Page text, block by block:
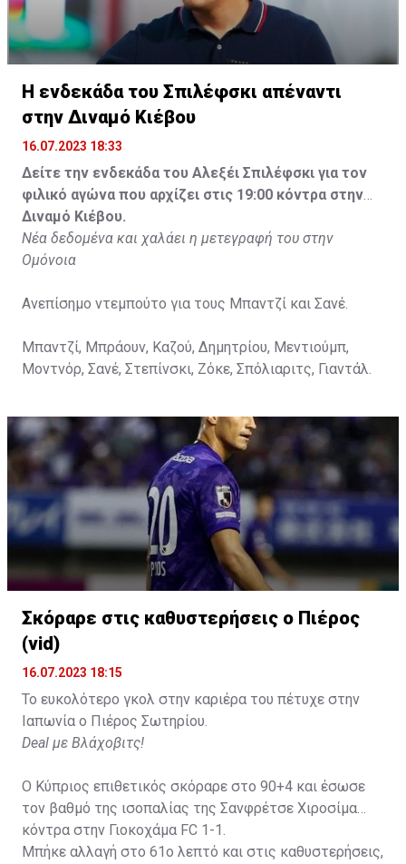
Η ενδεκάδα του Σπιλέφσκι απέναντι
στην Διναμό Κιέβου
16.07.2023 18:33
Δείτε την ενδεκάδα του Αλεξέι Σπιλέφσκι για τον
φιλικό αγώνα που αρχίζει στις 19:00 κόντρα στην
Διναμό Κιέβου.
Νέα δεδομένα και χαλάει η μετεγραφή του στην
Ομόνοια
Ανεπίσημο ντεμπούτο για τους Μπαντζί και Σανέ.
Μπαντζί, Μπράουν, Καζού, Δημητρίου, Μεντιούμπ,
Μοντνόρ, Σανέ, Στεπίνσκι, Ζόκε, Σπόλιαριτς, Γιαντάλ.
Σκόραρε στις καθυστερήσεις ο Πιέρος
(vid)
16.07.2023 18:15
Το ευκολότερο γκολ στην καριέρα του πέτυχε στην
Ιαπωνία ο Πιέρος Σωτηρίου.
Deal με Βλάχοβιτς!
Ο Κύπριος επιθετικός σκόραρε στο 90+4 και έσωσε
τον βαθμό της ισοπαλίας της Σανφρέτσε Χιροσίμα
κόντρα στην Γιοκοχάμα FC 1-1.
Μπήκε αλλαγή στο 61ο λεπτό και στις καθυστερήσεις,